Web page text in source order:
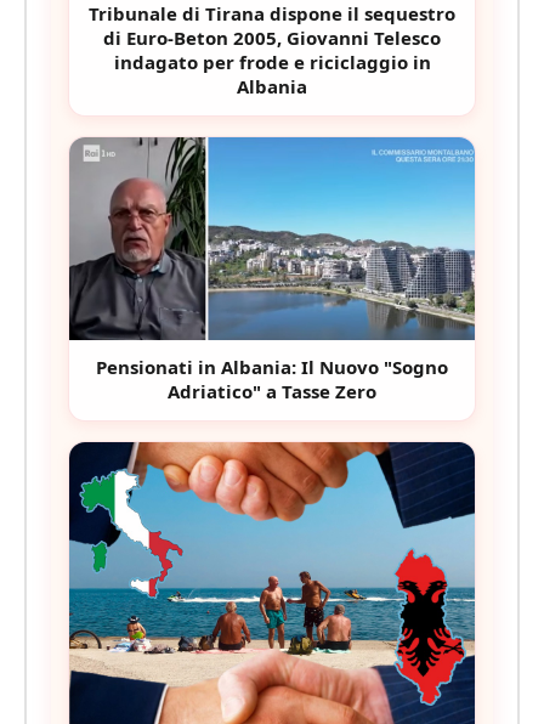
Tribunale di Tirana dispone il sequestro
di Euro-Beton 2005, Giovanni Telesco
indagato per frode e riciclaggio in
Albania
Pensionati in Albania: Il Nuovo "Sogno
Adriatico" a Tasse Zero